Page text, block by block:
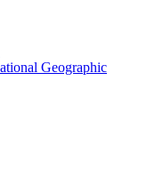
Geographic